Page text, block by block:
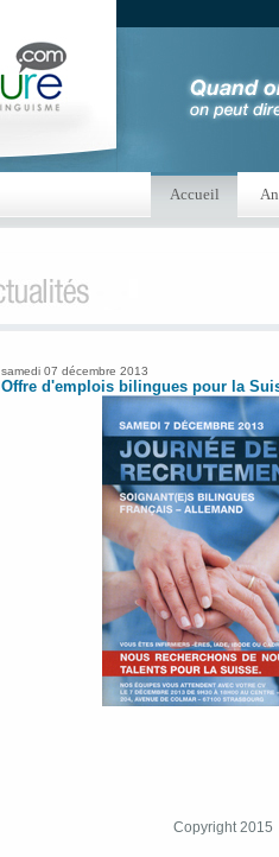
Accueil
samedi 07 décembre 2013
Offre d'emplois bilingues pour la
Copyright 2015